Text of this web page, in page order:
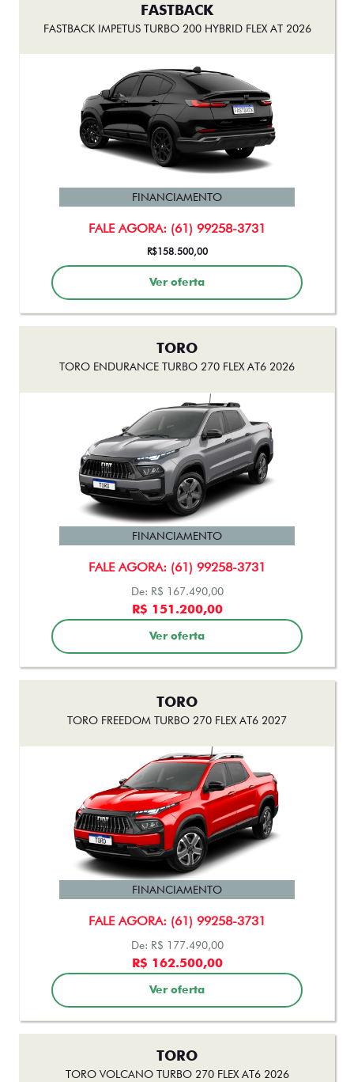
FASTBACK
FASTBACK IMPETUS TURBO 200 HYBRID FLEX AT 2026
FALE AGORA: (61) 99258-3731
FINANCIAMENTO
R$158.500,00
Ver oferta
TORO
TORO ENDURANCE TURBO 270 FLEX AT6 2026
FALE AGORA: (61) 99258-3731
FINANCIAMENTO
De: R$ 167.490,00
R$ 151.200,00
Ver oferta
TORO
TORO FREEDOM TURBO 270 FLEX AT6 2027
FALE AGORA: (61) 99258-3731
FINANCIAMENTO
De: R$ 177.490,00
R$ 162.500,00
Ver oferta
TORO
TORO VOLCANO TURBO 270 FLEX AT6 2026